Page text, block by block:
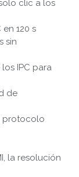
clic a los
120 s
sin
IPC para
de
protocolo
la resolución